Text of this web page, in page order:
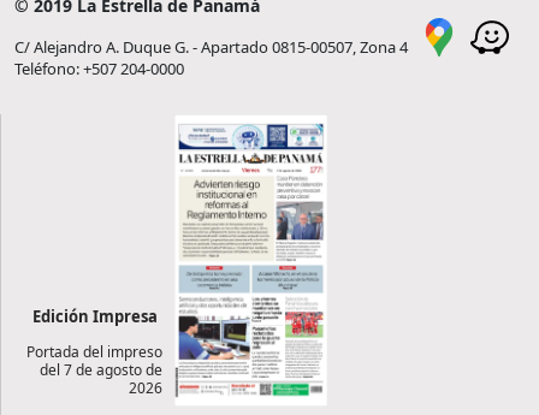
© 2019 La Estrella de Panamá
C/ Alejandro A. Duque G. - Apartado 0815-00507, Zona 4
Teléfono: +507 204-0000
Edición Impresa
Portada del impreso
del 7 de agosto de
2026